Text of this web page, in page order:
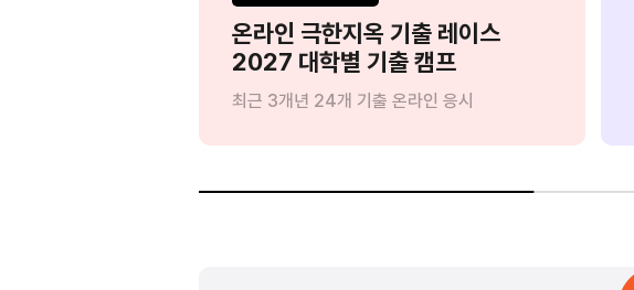
온라인 극한지옥 기출 레이스
2027 대학별 기출 캠프
최근 3개년 24개 기출 온라인 응시